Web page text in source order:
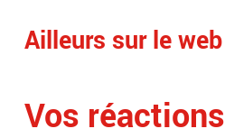
Ailleurs sur le web
Vos réactions